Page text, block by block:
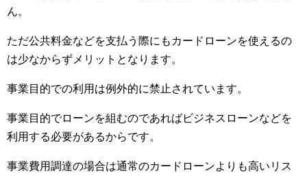
ん。
ただ公共料金などを支払う際にもカードローンを使えるの
は少なからずメリットとなります。
事業目的での利用は例外的に禁止されています。
事業目的でローンを組むのであればビジネスローンなどを
利用する必要があるからです。
事業費用調達の場合は通常のカードローンよりも高いリス